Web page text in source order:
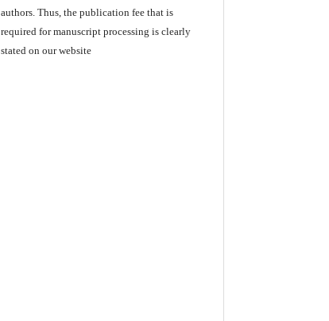
authors. Thus, the publication fee that is
required for manuscript processing is clearly
stated on our website